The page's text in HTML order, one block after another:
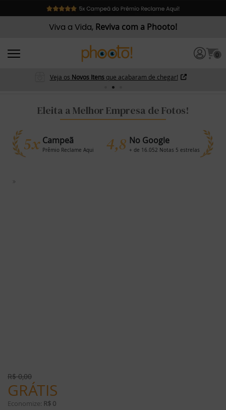
Viva a Vida, Reviva com a Phooto!
0
Veja os Novos Itens que acabaram de chegar!
Eleita a Melhor Empresa de Fotos!
5x Campeã
Prêmio Reclame Aqui 4,8 No Google
+ de 16.052 Notas 5 estrelas
R$0,00
GRÁTIS
Economize: R$ 0